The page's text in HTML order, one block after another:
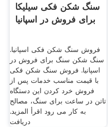
سنگ شکن فکی سیلیکا
برای فروش در اسپانیا
فروش سنگ شکن فکی اسپانیا.
سنگ شکن سنگ برای فروش در
اسپانیا. فروش سنگ شکن فکی
با قیمت مناسب خدمات پس از
فروش خرد کردن این دستگاه
تاتن در ساعت برای سنگ، مصالح
به کار می رود اقرأ المزيد.
دریافت